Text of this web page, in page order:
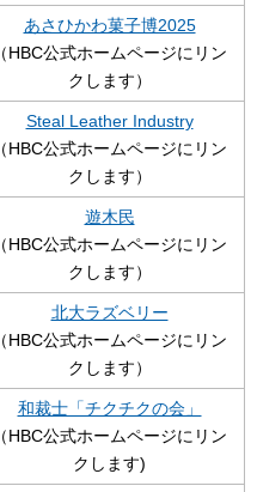
あさひかわ菓子博2025
（HBC公式ホームページにリン
クします）
Steal Leather Industry
（HBC公式ホームページにリン
クします）
遊木民
（HBC公式ホームページにリン
クします）
北大ラズベリー
（HBC公式ホームページにリン
クします）
和裁士「チクチクの会」
（HBC公式ホームページにリン
クします)